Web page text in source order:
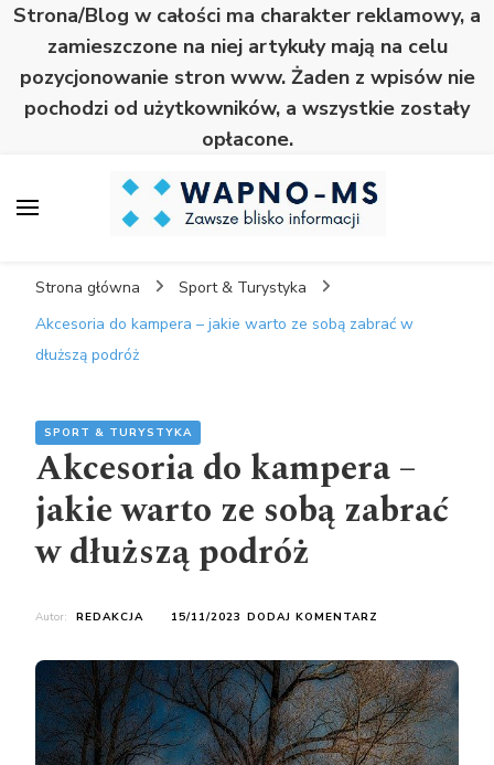
Strona/Blog w całości ma charakter reklamowy, a
zamieszczone na niej artykuły mają na celu
pozycjonowanie stron www. Żaden z wpisów nie
pochodzi od użytkowników, a wszystkie zostały
opłacone.
Strona główna
Sport & Turystyka
Akcesoria do kampera – jakie warto ze sobą zabrać w
dłuższą podróż
SPORT & TURYSTYKA
Akcesoria do kampera –
jakie warto ze sobą zabrać
w dłuższą podróż
Autor: REDAKCJA 15/11/2023 DODAJ KOMENTARZ
KAMPERA
–
JAKIE
WARTO
ZE